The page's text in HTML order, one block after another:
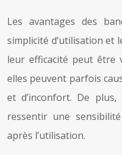
Les avantages des
simplicité d’utilisation et
leur efficacité peut être
elles peuvent parfois
et d’inconfort. De
ressentir une
après l’utilisation.